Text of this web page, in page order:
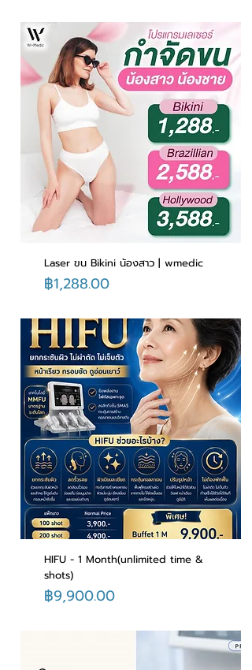
Laser ขน Bikini น้องสาว | wmedic
ราคา
฿1,288.00
HIFU - 1 Month(unlimited time &
shots)
ราคา
฿9,900.00